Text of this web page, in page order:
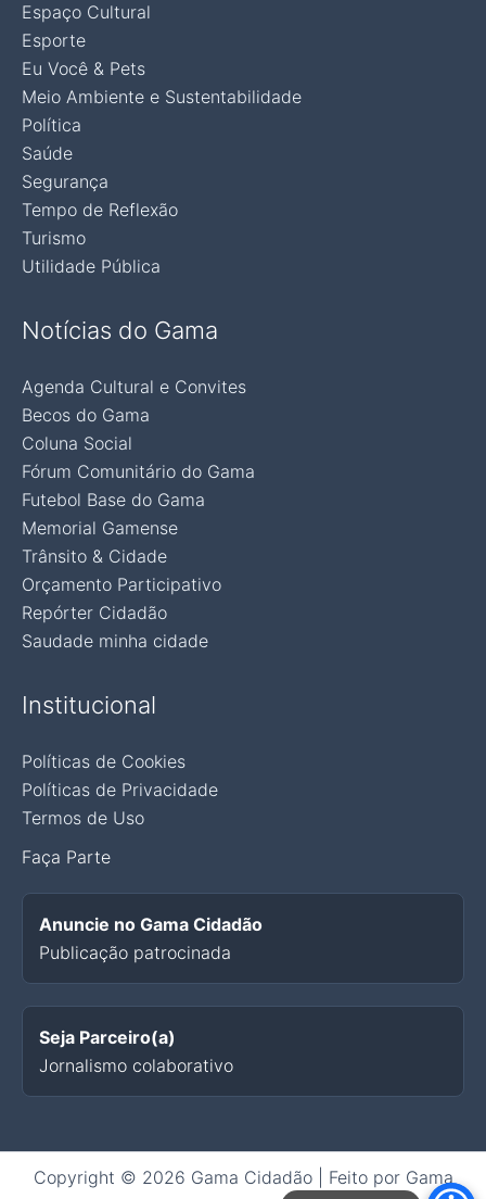
Espaço Cultural
Esporte
Eu Você & Pets
Meio Ambiente e Sustentabilidade
Política
Saúde
Segurança
Tempo de Reflexão
Turismo
Utilidade Pública
Notícias do Gama
Agenda Cultural e Convites
Becos do Gama
Coluna Social
Fórum Comunitário do Gama
Futebol Base do Gama
Memorial Gamense
Trânsito & Cidade
Orçamento Participativo
Repórter Cidadão
Saudade minha cidade
Institucional
Políticas de Cookies
Políticas de Privacidade
Termos de Uso
Faça Parte
Anuncie no Gama Cidadão
Publicação patrocinada
Seja Parceiro(a)
Jornalismo colaborativo
Copyright © 2026 Gama Cidadão | Feito por Gama